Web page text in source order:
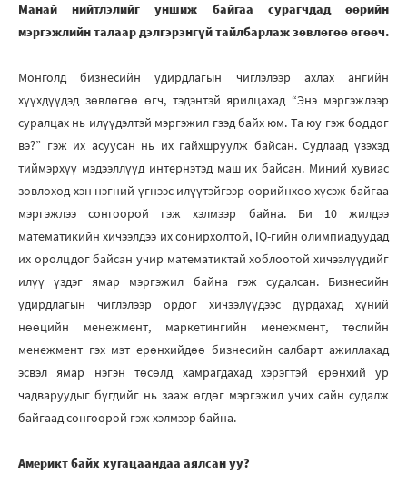
Манай нийтлэлийг уншиж байгаа сурагчдад өөрийн
мэргэжлийн талаар дэлгэрэнгүй тайлбарлаж зөвлөгөө өгөөч.
Монголд бизнесийн удирдлагын чиглэлээр ахлах ангийн
хүүхдүүдэд зөвлөгөө өгч, тэдэнтэй ярилцахад “Энэ мэргэжлээр
суралцах нь илүүдэлтэй мэргэжил гээд байх юм. Та юу гэж боддог
вэ?” гэж их асуусан нь их гайхшруулж байсан. Судлаад үзэхэд
тиймэрхүү мэдээллүүд интернэтэд маш их байсан. Миний хувиас
зөвлөхөд хэн нэгний үгнээс илүүтэйгээр өөрийнхөө хүсэж байгаа
мэргэжлээ сонгоорой гэж хэлмээр байна. Би 10 жилдээ
математикийн хичээлдээ их сонирхолтой, IQ-гийн олимпиадуудад
их оролцдог байсан учир математиктай хоблоотой хичээлүүдийг
илүү үздэг ямар мэргэжил байна гэж судалсан. Бизнесийн
удирдлагын чиглэлээр ордог хичээлүүдээс дурдахад хүний
нөөцийн менежмент, маркетингийн менежмент, төслийн
менежмент гэх мэт ерөнхийдөө бизнесийн салбарт ажиллахад
эсвэл ямар нэгэн төсөлд хамрагдахад хэрэгтэй ерөнхий ур
чадваруудыг бүгдийг нь зааж өгдөг мэргэжил учих сайн судалж
байгаад сонгоорой гэж хэлмээр байна.
Америкт байх хугацаандаа аялсан уу?